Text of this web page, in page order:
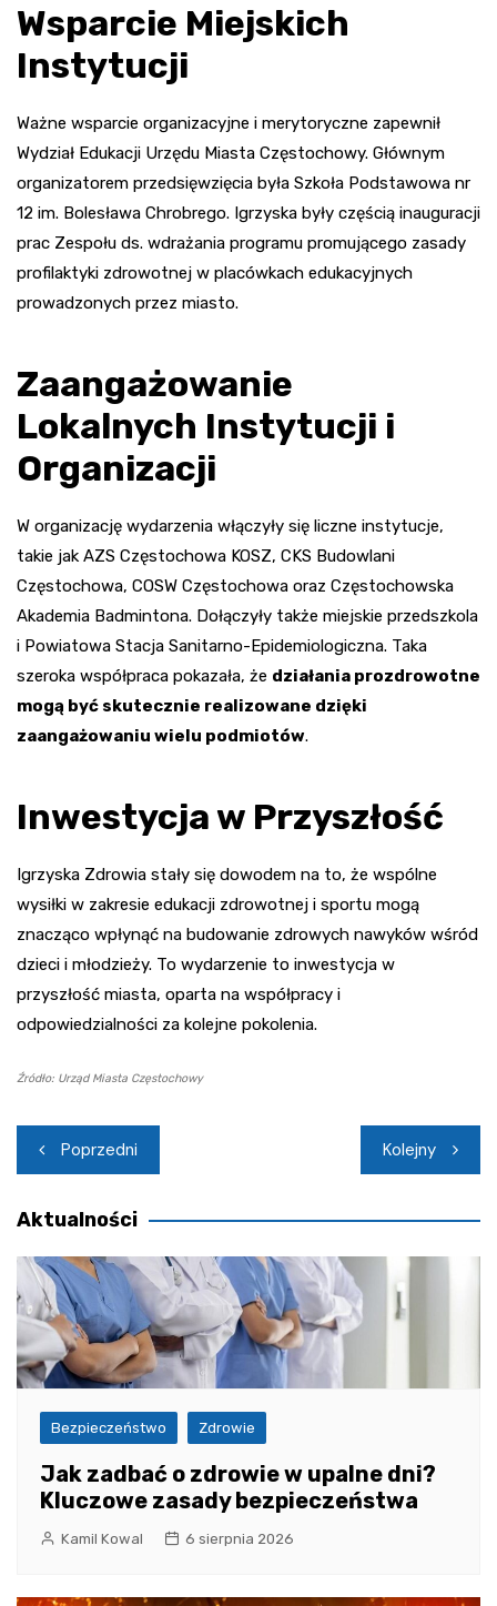
Wsparcie Miejskich
Instytucji
Ważne wsparcie organizacyjne i merytoryczne zapewnił
Wydział Edukacji Urzędu Miasta Częstochowy. Głównym
organizatorem przedsięwzięcia była Szkoła Podstawowa nr
12 im. Bolesława Chrobrego. Igrzyska były częścią inauguracji
prac Zespołu ds. wdrażania programu promującego zasady
profilaktyki zdrowotnej w placówkach edukacyjnych
prowadzonych przez miasto.
Zaangażowanie
Lokalnych Instytucji i
Organizacji
W organizację wydarzenia włączyły się liczne instytucje,
takie jak AZS Częstochowa KOSZ, CKS Budowlani
Częstochowa, COSW Częstochowa oraz Częstochowska
Akademia Badmintona. Dołączyły także miejskie przedszkola
i Powiatowa Stacja Sanitarno-Epidemiologiczna. Taka
szeroka współpraca pokazała, że działania prozdrowotne
mogą być skutecznie realizowane dzięki
zaangażowaniu wielu podmiotów.
Inwestycja w Przyszłość
Igrzyska Zdrowia stały się dowodem na to, że wspólne
wysiłki w zakresie edukacji zdrowotnej i sportu mogą
znacząco wpłynąć na budowanie zdrowych nawyków wśród
dzieci i młodzieży. To wydarzenie to inwestycja w
przyszłość miasta, oparta na współpracy i
odpowiedzialności za kolejne pokolenia.
Źródło: Urząd Miasta Częstochowy
Nawigacja
wpisu
Poprzedni Kolejny
Aktualności
Bezpieczeństwo Zdrowie
Jak zadbać o zdrowie w upalne dni?
Kluczowe zasady bezpieczeństwa
Kamil Kowal 6 sierpnia 2026